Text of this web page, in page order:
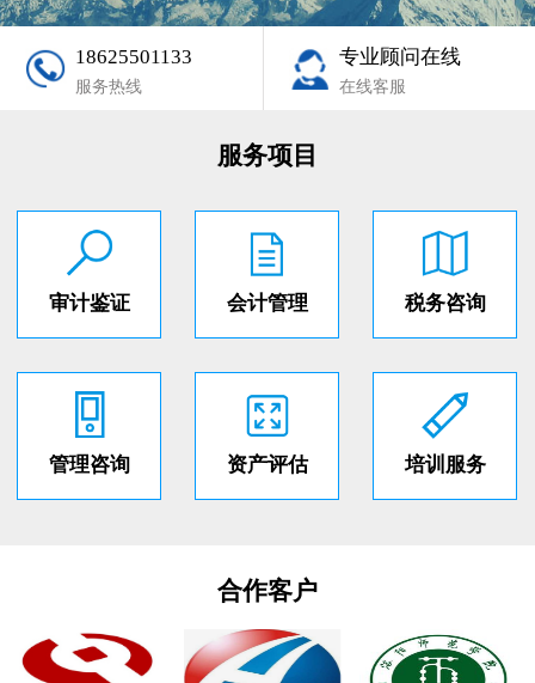
18625501133
服务热线
专业顾问在线
在线客服
服务项目
审计鉴证 会计管理 税务咨询
管理咨询 资产评估 培训服务
合作客户